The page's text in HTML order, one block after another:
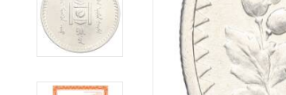
Иностранные монеты
Неофициальные выпуски монет (Unusual)